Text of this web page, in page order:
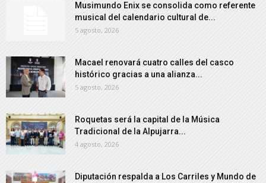
Musimundo Enix se consolida como referente
musical del calendario cultural de...
5 agosto, 2026
Macael renovará cuatro calles del casco
histórico gracias a una alianza...
5 agosto, 2026
Roquetas será la capital de la Música
Tradicional de la Alpujarra...
4 agosto, 2026
Diputación respalda a Los Carriles y Mundo de